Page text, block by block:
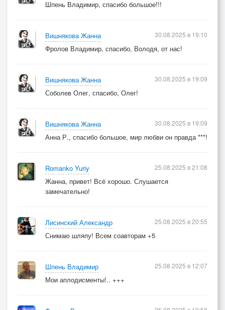
Шпень Владимир, спасибо большое!!!
Вишнякова Жанна
Фролов Владимир, спасибо, Володя, от нас!
30.08.2025 в 19:10
Вишнякова Жанна
Соболев Олег, спасибо, Олег!
30.08.2025 в 19:09
Вишнякова Жанна
Анна Р., спасибо большое, мир любви он правда ***!
30.08.2025 в 19:09
Romanko Yuriy
Жанна, привет! Всё хорошо. Слушается
замечательно!
25.08.2025 в 21:08
Лисинский Александр
Снимаю шляпу! Всем соавторам +5
25.08.2025 в 20:55
Шпень Владимир
Мои аплодисменты!.. +++
25.08.2025 в 12:07